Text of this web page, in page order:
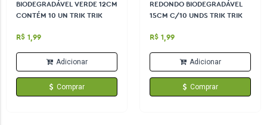
BIODEGRADÁVEL VERDE 12CM
CONTÉM 10 UN TRIK TRIK
R$ 1,99
Adicionar
Comprar
REDONDO BIODEGRADÁVEL
15CM C/10 UNDS TRIK TRIK
R$ 1,99
Adicionar
Comprar